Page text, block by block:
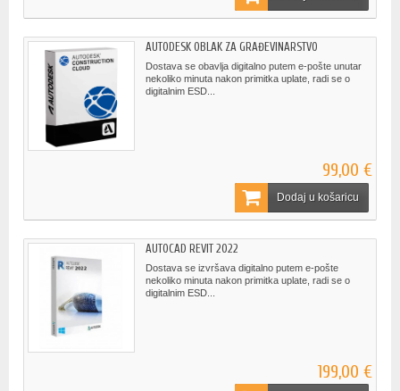
AUTODESK OBLAK ZA GRAĐEVINARSTVO
Dostava se obavlja digitalno putem e-pošte unutar
nekoliko minuta nakon primitka uplate, radi se o
digitalnim ESD...
99,00 €
Dodaj u košaricu
AUTOCAD REVIT 2022
Dostava se izvršava digitalno putem e-pošte
nekoliko minuta nakon primitka uplate, radi se o
digitalnim ESD...
199,00 €